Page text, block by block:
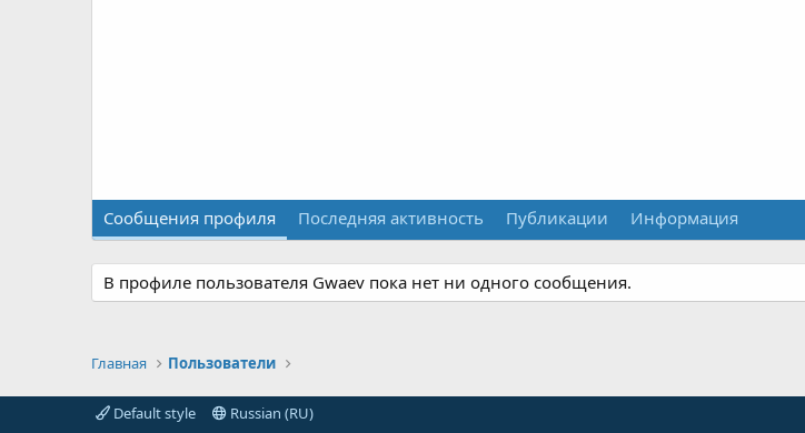
Сообщения профиля Последняя активность Публикации Информация
В профиле пользователя Gwaev пока нет ни одного сообщения.
Главная Пользователи
Default style Russian (RU)